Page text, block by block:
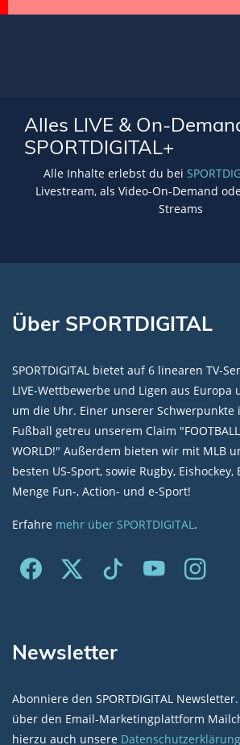
Alles LIVE & On-
SPORTDIGITAL+
Alle Inhalte erlebst du bei
Livestream, als Video-On-Demand
Streams
Über SPORTDIGITAL
SPORTDIGITAL bietet auf 6 linearen TV-
LIVE-Wettbewerbe und Ligen aus
um die Uhr. Einer unserer
Fußball getreu unserem Claim "FOOTBALL
WORLD!" Außerdem bieten wir mit MLB
besten US-Sport, sowie Rugby,
Menge Fun-, Action- und e-Sport!
Erfahre mehr über SPORTDIGITAL.
Newsletter
Abonniere den SPORTDIGITAL
über den Email-Marketingplattform
hierzu auch unsere Datenschutzerklärung